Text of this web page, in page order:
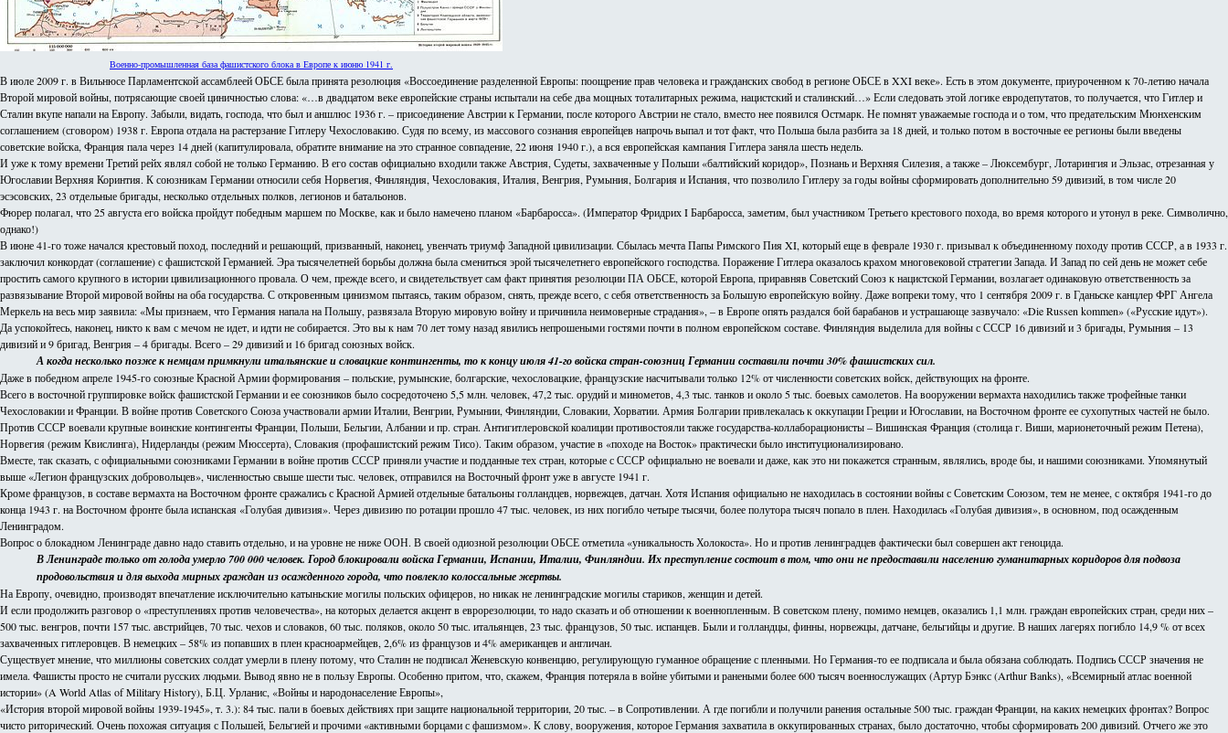
Военно-промышленная база фашистского блока в Европе к июню 1941 г.
В июле 2009 г. в Вильнюсе Парламентской ассамблеей ОБСЕ была принята резолюция «Воссоединение разделенной Европы: поощрение прав человека и гражданских свобод в регионе ОБСЕ в XXI веке». Есть в этом документе, приуроченном к 70-летию начала
Второй мировой войны, потрясающие своей циничностью слова: «…в двадцатом веке европейские страны испытали на себе два мощных тоталитарных режима, нацистский и сталинский…» Если следовать этой логике евродепутатов, то получается, что Гитлер и
Сталин вкупе напали на Европу. Забыли, видать, господа, что был и аншлюс 1936 г. – присоединение Австрии к Германии, после которого Австрии не стало, вместо нее появился Остмарк. Не помнят уважаемые господа и о том, что предательским Мюнхенским
соглашением (сговором) 1938 г. Европа отдала на растерзание Гитлеру Чехословакию. Судя по всему, из массового сознания европейцев напрочь выпал и тот факт, что Польша была разбита за 18 дней, и только потом в восточные ее регионы были введены
советские войска, Франция пала через 14 дней (капитулировала, обратите внимание на это странное совпадение, 22 июня 1940 г.), а вся европейская кампания Гитлера заняла шесть недель.
И уже к тому времени Третий рейх являл собой не только Германию. В его состав официально входили также Австрия, Судеты, захваченные у Польши «балтийский коридор», Познань и Верхняя Силезия, а также – Люксембург, Лотарингия и Эльзас, отрезанная у
Югославии Верхняя Коринтия. К союзникам Германии относили себя Норвегия, Финляндия, Чехословакия, Италия, Венгрия, Румыния, Болгария и Испания, что позволило Гитлеру за годы войны сформировать дополнительно 59 дивизий, в том числе 20
эсэсовских, 23 отдельные бригады, несколько отдельных полков, легионов и батальонов.
Фюрер полагал, что 25 августа его войска пройдут победным маршем по Москве, как и было намечено планом «Барбаросса». (Император Фридрих I Барбаросса, заметим, был участником Третьего крестового похода, во время которого и утонул в реке. Символично,
однако!)
В июне 41-го тоже начался крестовый поход, последний и решающий, призванный, наконец, увенчать триумф Западной цивилизации. Сбылась мечта Папы Римского Пия XI, который еще в феврале 1930 г. призывал к объединенному походу против СССР, а в 1933 г.
заключил конкордат (соглашение) с фашистской Германией. Эра тысячелетней борьбы должна была смениться эрой тысячелетнего европейского господства. Поражение Гитлера оказалось крахом многовековой стратегии Запада. И Запад по сей день не может себе
простить самого крупного в истории цивилизационного провала. О чем, прежде всего, и свидетельствует сам факт принятия резолюции ПА ОБСЕ, которой Европа, приравняв Советский Союз к нацистской Германии, возлагает одинаковую ответственность за
развязывание Второй мировой войны на оба государства. С откровенным цинизмом пытаясь, таким образом, снять, прежде всего, с себя ответственность за Большую европейскую войну. Даже вопреки тому, что 1 сентября 2009 г. в Гданьске канцлер ФРГ Ангела
Меркель на весь мир заявила: «Мы признаем, что Германия напала на Польшу, развязала Вторую мировую войну и причинила неимоверные страдания», – в Европе опять раздался бой барабанов и устрашающе зазвучало: «Die Russen kommen» («Русские идут»).
Да успокойтесь, наконец, никто к вам с мечом не идет, и идти не собирается. Это вы к нам 70 лет тому назад явились непрошеными гостями почти в полном европейском составе. Финляндия выделила для войны с СССР 16 дивизий и 3 бригады, Румыния – 13
дивизий и 9 бригад, Венгрия – 4 бригады. Всего – 29 дивизий и 16 бригад союзных войск.
А когда несколько позже к немцам примкнули итальянские и словацкие контингенты, то к концу июля 41-го войска стран-союзниц Германии составили почти 30% фашистских сил.
Даже в победном апреле 1945-го союзные Красной Армии формирования – польские, румынские, болгарские, чехословацкие, французские насчитывали только 12% от численности советских войск, действующих на фронте.
Всего в восточной группировке войск фашистской Германии и ее союзников было сосредоточено 5,5 млн. человек, 47,2 тыс. орудий и минометов, 4,3 тыс. танков и около 5 тыс. боевых самолетов. На вооружении вермахта находились также трофейные танки
Чехословакии и Франции. В войне против Советского Союза участвовали армии Италии, Венгрии, Румынии, Финляндии, Словакии, Хорватии. Армия Болгарии привлекалась к оккупации Греции и Югославии, на Восточном фронте ее сухопутных частей не было.
Против СССР воевали крупные воинские контингенты Франции, Польши, Бельгии, Албании и пр. стран. Антигитлеровской коалиции противостояли также государства-коллаборационисты – Вишинская Франция (столица г. Виши, марионеточный режим Петена),
Норвегия (режим Квислинга), Нидерланды (режим Мюссерта), Словакия (профашистский режим Тисо). Таким образом, участие в «походе на Восток» практически было институционализировано.
Вместе, так сказать, с официальными союзниками Германии в войне против СССР приняли участие и подданные тех стран, которые с СССР официально не воевали и даже, как это ни покажется странным, являлись, вроде бы, и нашими союзниками. Упомянутый
выше «Легион французских добровольцев», численностью свыше шести тыс. человек, отправился на Восточный фронт уже в августе 1941 г.
Кроме французов, в составе вермахта на Восточном фронте сражались с Красной Армией отдельные батальоны голландцев, норвежцев, датчан. Хотя Испания официально не находилась в состоянии войны с Советским Союзом, тем не менее, с октября 1941-го до
конца 1943 г. на Восточном фронте была испанская «Голубая дивизия». Через дивизию по ротации прошло 47 тыс. человек, из них погибло четыре тысячи, более полутора тысяч попало в плен. Находилась «Голубая дивизия», в основном, под осажденным
Ленинградом.
Вопрос о блокадном Ленинграде давно надо ставить отдельно, и на уровне не ниже ООН. В своей одиозной резолюции ОБСЕ отметила «уникальность Холокоста». Но и против ленинградцев фактически был совершен акт геноцида.
В Ленинграде только от голода умерло 700 000 человек. Город блокировали войска Германии, Испании, Италии, Финляндии. Их преступление состоит в том, что они не предоставили населению гуманитарных коридоров для подвоза
продовольствия и для выхода мирных граждан из осажденного города, что повлекло колоссальные жертвы.
На Европу, очевидно, производят впечатление исключительно катыньские могилы польских офицеров, но никак не ленинградские могилы стариков, женщин и детей.
И если продолжить разговор о «преступлениях против человечества», на которых делается акцент в еврорезолюции, то надо сказать и об отношении к военнопленным. В советском плену, помимо немцев, оказались 1,1 млн. граждан европейских стран, среди них –
500 тыс. венгров, почти 157 тыс. австрийцев, 70 тыс. чехов и словаков, 60 тыс. поляков, около 50 тыс. итальянцев, 23 тыс. французов, 50 тыс. испанцев. Были и голландцы, финны, норвежцы, датчане, бельгийцы и другие. В наших лагерях погибло 14,9 % от всех
захваченных гитлеровцев. В немецких – 58% из попавших в плен красноармейцев, 2,6% из французов и 4% американцев и англичан.
Существует мнение, что миллионы советских солдат умерли в плену потому, что Сталин не подписал Женевскую конвенцию, регулирующую гуманное обращение с пленными. Но Германия-то ее подписала и была обязана соблюдать. Подпись СССР значения не
имела. Фашисты просто не считали русских людьми. Вывод явно не в пользу Европы. Особенно притом, что, скажем, Франция потеряла в войне убитыми и ранеными более 600 тысяч военнослужащих (Артур Бэнкс (Arthur Banks), «Всемирный атлас военной
истории» (A World Atlas of Military History), Б.Ц. Урланис, «Войны и народонаселение Европы»,
«История второй мировой войны 1939-1945», т. 3.): 84 тыс. пали в боевых действиях при защите национальной территории, 20 тыс. – в Сопротивлении. А где погибли и получили ранения остальные 500 тыс. граждан Франции, на каких немецких фронтах? Вопрос
чисто риторический. Очень похожая ситуация с Польшей, Бельгией и прочими «активными борцами с фашизмом». К слову, вооружения, которое Германия захватила в оккупированных странах, было достаточно, чтобы сформировать 200 дивизий. Отчего же это